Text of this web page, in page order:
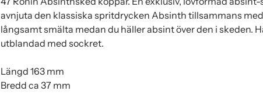
avnjuta den klassiska spritdrycken Absinth tillsammans
långsamt smälta medan du häller absint över den i skeden.
utblandad med sockret.
Längd 163 mm
Bredd ca 37 mm